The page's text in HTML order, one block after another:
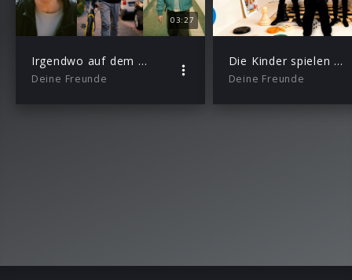
03:27
Irgendwo auf dem Heimweg
Deine Freunde
Die Kinder spielen verrückt
Deine Freunde